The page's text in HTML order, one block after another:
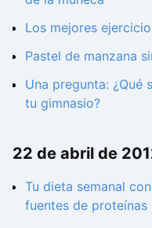
Los mejores
Pastel de manzana
Una pregunta: ¿Qué
tu gimnasio?
22 de abril de
Tu dieta semanal
fuentes de proteínas